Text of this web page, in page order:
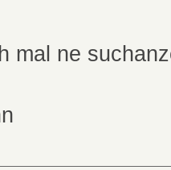
mal ne